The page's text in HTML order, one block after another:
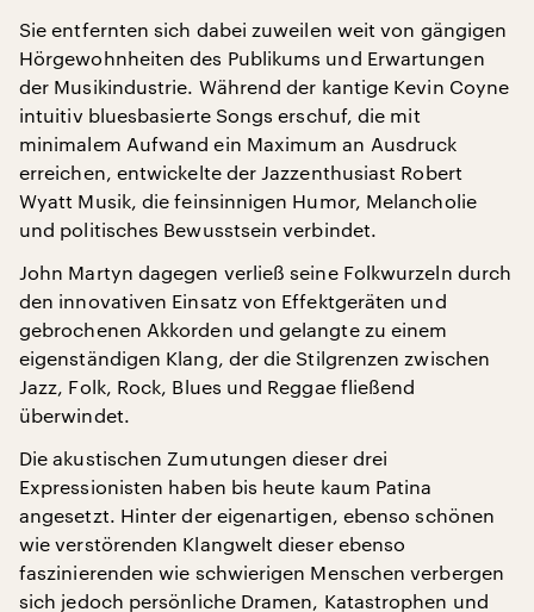
Sie entfernten sich dabei zuweilen weit von gängigen
Hörgewohnheiten des Publikums und Erwartungen
der Musikindustrie. Während der kantige Kevin Coyne
intuitiv bluesbasierte Songs erschuf, die mit
minimalem Aufwand ein Maximum an Ausdruck
erreichen, entwickelte der Jazzenthusiast Robert
Wyatt Musik, die feinsinnigen Humor, Melancholie
und politisches Bewusstsein verbindet.
John Martyn dagegen verließ seine Folkwurzeln durch
den innovativen Einsatz von Effektgeräten und
gebrochenen Akkorden und gelangte zu einem
eigenständigen Klang, der die Stilgrenzen zwischen
Jazz, Folk, Rock, Blues und Reggae fließend
überwindet.
Die akustischen Zumutungen dieser drei
Expressionisten haben bis heute kaum Patina
angesetzt. Hinter der eigenartigen, ebenso schönen
wie verstörenden Klangwelt dieser ebenso
faszinierenden wie schwierigen Menschen verbergen
sich jedoch persönliche Dramen, Katastrophen und